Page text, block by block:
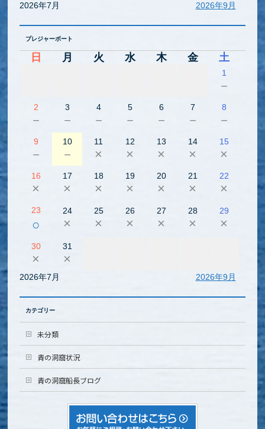
2026年7月 2026年9月
プレジャーボート
日 月 火 水 木 金 土
1
－
2
－
3
－
4
－
5
－
6
－
7
－
8
－
9
－
10
－
11
×
12
×
13
×
14
×
15
×
16
×
17
×
18
×
19
×
20
×
21
×
22
×
23
○
24
×
25
×
26
×
27
×
28
×
29
×
30
×
31
×
2026年7月 2026年9月
カテゴリー
未分類
青の洞窟状況
青の洞窟船長ブログ